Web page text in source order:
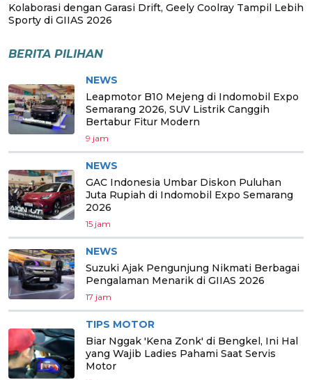
Kolaborasi dengan Garasi Drift, Geely Coolray Tampil Lebih
Sporty di GIIAS 2026
BERITA PILIHAN
NEWS
Leapmotor B10 Mejeng di Indomobil Expo
Semarang 2026, SUV Listrik Canggih
Bertabur Fitur Modern
9 jam
NEWS
GAC Indonesia Umbar Diskon Puluhan
Juta Rupiah di Indomobil Expo Semarang
2026
15 jam
NEWS
Suzuki Ajak Pengunjung Nikmati Berbagai
Pengalaman Menarik di GIIAS 2026
17 jam
TIPS MOTOR
Biar Nggak 'Kena Zonk' di Bengkel, Ini Hal
yang Wajib Ladies Pahami Saat Servis
Motor